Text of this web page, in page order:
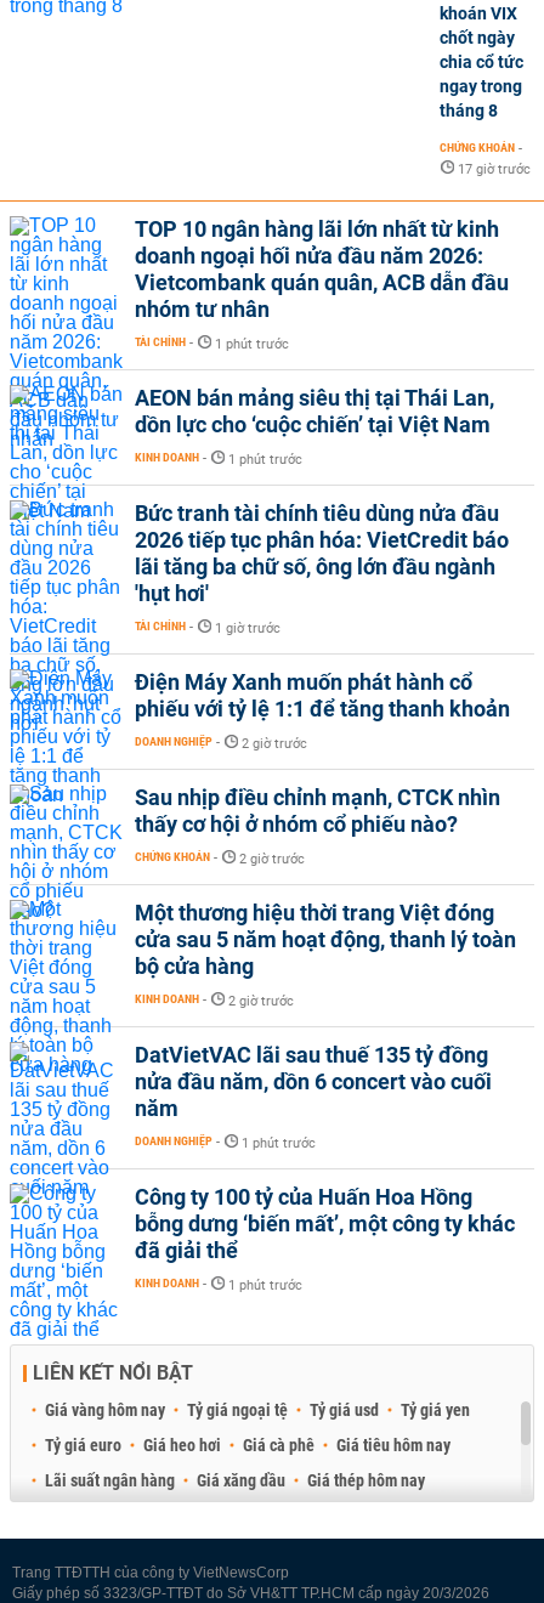
khoán VIX
chốt ngày
chia cổ tức
ngay trong
tháng 8
CHỨNG KHOÁN -
17 giờ trước
TOP 10 ngân hàng lãi lớn nhất từ kinh
doanh ngoại hối nửa đầu năm 2026:
Vietcombank quán quân, ACB dẫn đầu
nhóm tư nhân
TÀI CHÍNH - 1 phút trước
AEON bán mảng siêu thị tại Thái Lan,
dồn lực cho ‘cuộc chiến’ tại Việt Nam
KINH DOANH - 1 phút trước
Bức tranh tài chính tiêu dùng nửa đầu
2026 tiếp tục phân hóa: VietCredit báo
lãi tăng ba chữ số, ông lớn đầu ngành
'hụt hơi'
TÀI CHÍNH - 1 giờ trước
Điện Máy Xanh muốn phát hành cổ
phiếu với tỷ lệ 1:1 để tăng thanh khoản
DOANH NGHIỆP - 2 giờ trước
Sau nhịp điều chỉnh mạnh, CTCK nhìn
thấy cơ hội ở nhóm cổ phiếu nào?
CHỨNG KHOÁN - 2 giờ trước
Một thương hiệu thời trang Việt đóng
cửa sau 5 năm hoạt động, thanh lý toàn
bộ cửa hàng
KINH DOANH - 2 giờ trước
DatVietVAC lãi sau thuế 135 tỷ đồng
nửa đầu năm, dồn 6 concert vào cuối
năm
DOANH NGHIỆP - 1 phút trước
Công ty 100 tỷ của Huấn Hoa Hồng
bỗng dưng ‘biến mất’, một công ty khác
đã giải thể
KINH DOANH - 1 phút trước
LIÊN KẾT NỔI BẬT
Giá vàng hôm nay Tỷ giá ngoại tệ Tỷ giá usd
Tỷ giá yen
Tỷ giá euro
Giá heo hơi Giá cà phê
Giá tiêu hôm nay
Lãi suất ngân hàng
Giá xăng dầu
Giá thép hôm nay
Trang TTĐTTH của công ty VietNewsCorp
Giấy phép số 3323/GP-TTĐT do Sở VH&TT TP.HCM cấp ngày 20/3/2026